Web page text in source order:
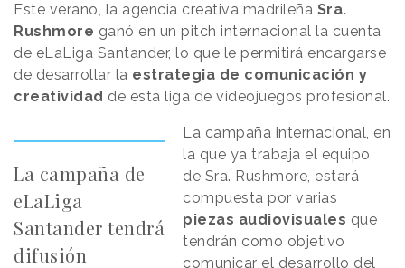
Este verano, la agencia creativa madrileña Sra.
Rushmore ganó en un pitch internacional la cuenta
de eLaLiga Santander, lo que le permitirá encargarse
de desarrollar la estrategia de comunicación y
creatividad de esta liga de videojuegos profesional.
La campaña de
eLaLiga
Santander tendrá
difusión
La campaña internacional, en
la que ya trabaja el equipo
de Sra. Rushmore, estará
compuesta por varias
piezas audiovisuales que
tendrán como objetivo
comunicar el desarrollo del